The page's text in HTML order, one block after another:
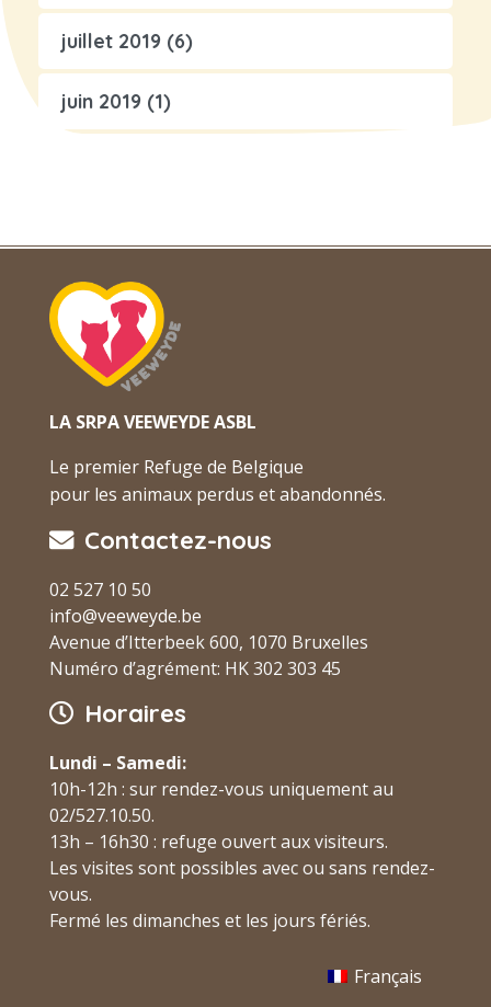
juillet 2019 (6)
juin 2019 (1)
LA SRPA VEEWEYDE ASBL
Le premier Refuge de Belgique
pour les animaux perdus et abandonnés.
Contactez-nous
02 527 10 50
info@veeweyde.be
Avenue d’Itterbeek 600, 1070 Bruxelles
Numéro d’agrément: HK 302 303 45
Horaires
Lundi – Samedi:
10h-12h : sur rendez-vous uniquement au
02/527.10.50.
13h – 16h30 : refuge ouvert aux visiteurs.
Les visites sont possibles avec ou sans rendez-
vous.
Fermé les dimanches et les jours fériés.
Français